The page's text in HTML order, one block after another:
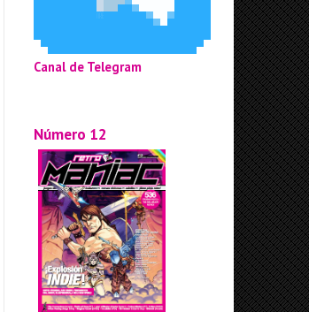
Canal de Telegram
Número 12